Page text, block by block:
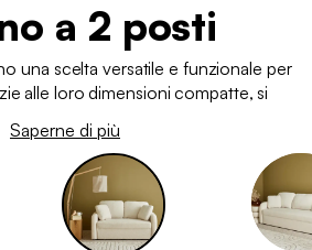
a 2 posti
una scelta versatile e funzionale per
alle loro dimensioni compatte, si
più piccoli. Inoltre, se cerchi una
divano letto a due posti è ideale per
occupare troppo spazio nella vita
troverai un’ampia selezione di
che uniscono stile, comfort e qualità.
Saperne di più